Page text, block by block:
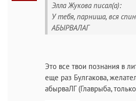
Элла Жукова писал(а):
У тебя, парниша, вся
АБЫРВАЛАГ
Это все твои познания в
еще раз Булгакова,
абырваЛГ (Главрыба,